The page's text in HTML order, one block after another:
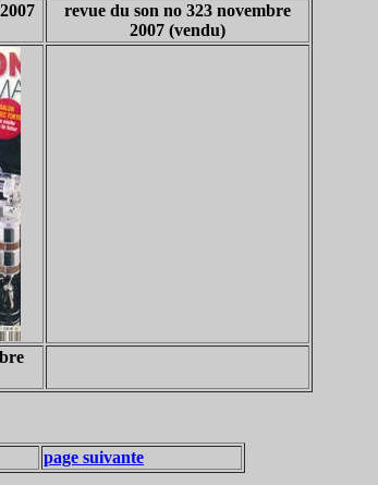
revue du son no 323 novembre
2007 (vendu)
page suivante